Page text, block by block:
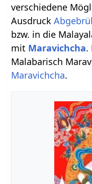
verschiedene
Ausdruck
bzw. in die
mit Maravichcha.
Malabarisch
Maravichcha.